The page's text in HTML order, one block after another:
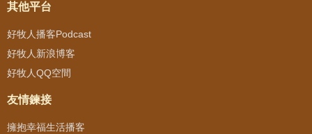
其他平台
好牧人播客Podcast
好牧人新浪博客
好牧人QQ空間
友情鍊接
擁抱幸福生活播客